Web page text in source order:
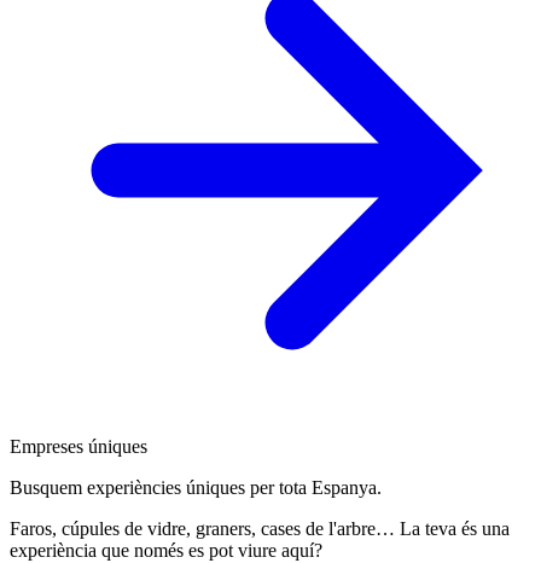
Empreses úniques
Busquem experiències úniques per tota Espanya.
Faros, cúpules de vidre, graners, cases de l'arbre… La teva és una
experiència que només es pot viure aquí?